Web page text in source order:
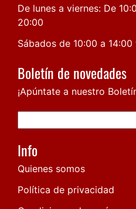
De lunes a viernes: De
20:00
Sábados de 10:00 a
Boletín de novedades
¡Apúntate a nuestro
Info
Quienes somos
Política de privacidad